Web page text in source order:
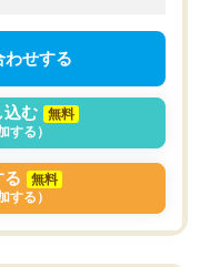
わせする
込む
無料
する）
る
無料
する）